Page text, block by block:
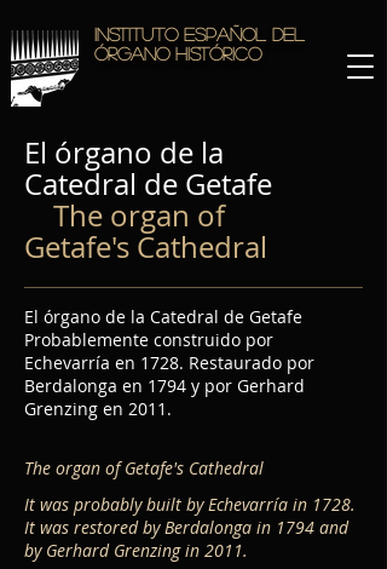
Instituto Español del
Órgano Histórico
El órgano de la
Catedral de Getafe
The organ of
Getafe's Cathedral
El órgano de la Catedral de Getafe
Probablemente construido por
Echevarría en 1728. Restaurado por
Berdalonga en 1794 y por Gerhard
Grenzing en 2011.
The organ of Getafe's Cathedral
It was probably built by Echevarría in 1728.
It was restored by Berdalonga in 1794 and
by Gerhard Grenzing in 2011.